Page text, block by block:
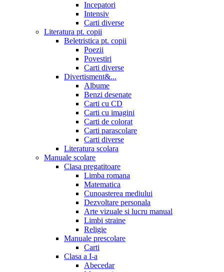
Incepatori
Intensiv
Carti diverse
Literatura pt. copii
Beletristica pt. copii
Poezii
Povestiri
Carti diverse
Divertisment&...
Albume
Benzi desenate
Carti cu CD
Carti cu imagini
Carti de colorat
Carti parascolare
Carti diverse
Literatura scolara
Manuale scolare
Clasa pregatitoare
Limba romana
Matematica
Cunoasterea mediului
Dezvoltare personala
Arte vizuale si lucru manual
Limbi straine
Religie
Manuale prescolare
Carti
Clasa a I-a
Abecedar